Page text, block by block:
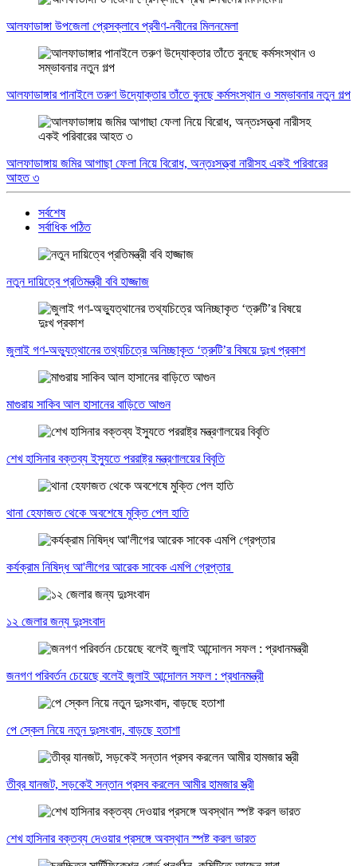
আলফাডাঙ্গা উপজেলা প্রেসক্লাবে প্রবীণ-নবীনের মিলনমেলা
আলফাডাঙ্গার পানাইলে তরুণ উদ্যোক্তার তাঁতে বুনছে কর্মসংস্থান ও সম্ভাবনার নতুন গল্প
আলফাডাঙ্গায় জমির আগাছা ফেলা নিয়ে বিরোধ, অন্তঃসত্ত্বা নারীসহ একই পরিবারের
আহত ৩
সর্বশেষ
সর্বাধিক পঠিত
নতুন দায়িত্বে প্রতিমন্ত্রী ববি হাজ্জাজ
জুলাই গণ-অভ্যুত্থানের তথ্যচিত্রে অনিচ্ছাকৃত ‘ত্রুটি’র বিষয়ে দুঃখ প্রকাশ
মাগুরায় সাকিব আল হাসানের বাড়িতে আগুন
শেখ হাসিনার বক্তব্য ইস্যুতে পররাষ্ট্র মন্ত্রণালয়ের বিবৃতি
থানা হেফাজত থেকে অবশেষে মুক্তি পেল হাতি
কর্যক্রাম নিষিদ্ধ আ'লীগের আরেক সাবেক এমপি গ্রেপ্তার
১২ জেলার জন্য দুঃসংবাদ
জনগণ পরিবর্তন চেয়েছে বলেই জুলাই আন্দোলন সফল : প্রধানমন্ত্রী
পে স্কেল নিয়ে নতুন দুঃসংবাদ, বাড়ছে হতাশা
তীব্র যানজট, সড়কেই সন্তান প্রসব করলেন আমীর হামজার স্ত্রী
শেখ হাসিনার বক্তব্য দেওয়ার প্রসঙ্গে অবস্থান স্পষ্ট করল ভারত